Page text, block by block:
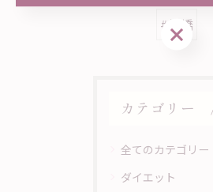
#松橋
カテゴリー
全てのカテゴリー
ダイエット
ご予約はこちら